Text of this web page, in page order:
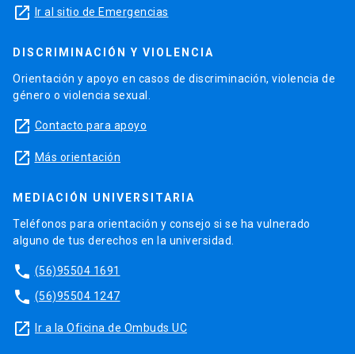
launch Ir al sitio de Emergencias
DISCRIMINACIÓN Y VIOLENCIA
Orientación y apoyo en casos de discriminación, violencia de
género o violencia sexual.
launch Contacto para apoyo
launch Más orientación
MEDIACIÓN UNIVERSITARIA
Teléfonos para orientación y consejo si se ha vulnerado
alguno de tus derechos en la universidad.
phone (56)95504 1691
phone (56)95504 1247
launch Ir a la Oficina de Ombuds UC